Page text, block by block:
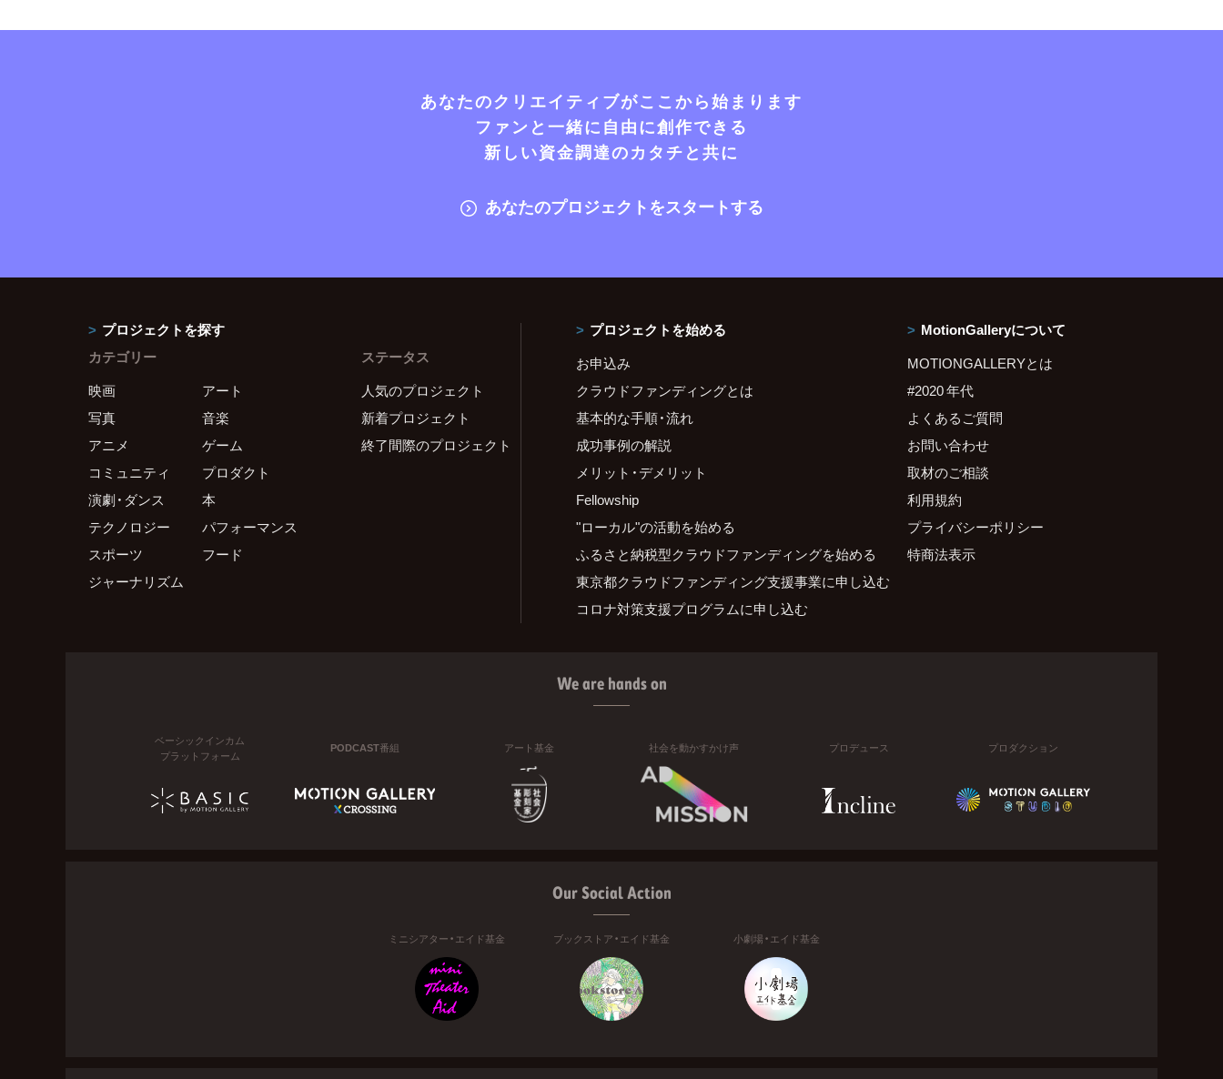
あなたのクリエイティブがここから始まります
ファンと一緒に自由に創作できる
新しい資金調達のカタチと共に
あなたのプロジェクトをスタートする
プロジェクトを探す
カテゴリー
映画
アート
写真
音楽
アニメ
ゲーム
コミュニティ
プロダクト
演劇・ダンス
本
テクノロジー
パフォーマンス
スポーツ
フード
ジャーナリズム
ステータス
人気のプロジェクト
新着プロジェクト
終了間際のプロジェクト
プロジェクトを始める
お申込み
クラウドファンディングとは
基本的な手順・流れ
成功事例の解説
メリット・デメリット
Fellowship
"ローカル"の活動を始める
ふるさと納税型クラウドファンディングを始める
東京都クラウドファンディング支援事業に申し込む
コロナ対策支援プログラムに申し込む
MotionGalleryについて
MOTIONGALLERYとは
#2020 年代
よくあるご質問
お問い合わせ
取材のご相談
利用規約
プライバシーポリシー
特商法表示
We are hands on
ベーシックインカム
プラットフォーム
PODCAST番組 アート基金 社会を動かすかけ声 プロデュース プロダクション
Our Social Action
ミニシアター・エイド基金 ブックストア・エイド基金 小劇場・エイド基金